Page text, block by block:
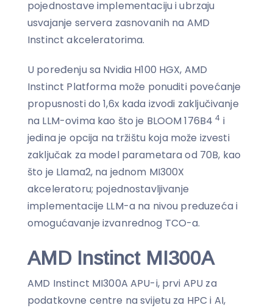
pojednostave implementaciju i ubrzaju
usvajanje servera zasnovanih na AMD
Instinct akceleratorima.
U poređenju sa Nvidia H100 HGX, AMD
Instinct Platforma može ponuditi povećanje
propusnosti do 1,6x kada izvodi zaključivanje
na LLM-ovima kao što je BLOOM 176B44 i
jedina je opcija na tržištu koja može izvesti
zaključak za model parametara od 70B, kao
što je Llama2, na jednom MI300X
akceleratoru; pojednostavljivanje
implementacije LLM-a na nivou preduzeća i
omogućavanje izvanrednog TCO-a.
AMD Instinct MI300A
AMD Instinct MI300A APU-i, prvi APU za
podatkovne centre na svijetu za HPC i AI,